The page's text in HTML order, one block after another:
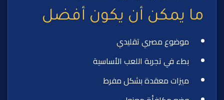
ما يمكن أن يكون أفضل
موضوع مصري تقليدي
بطء في تجربة اللعب الأساسية
ميزات معقدة بشكل مفرط